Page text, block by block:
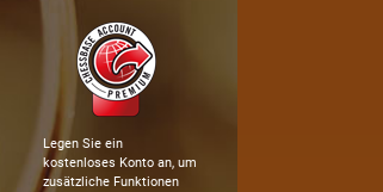
Legen Sie ein
kostenloses Konto an, um
zusätzliche Funktionen